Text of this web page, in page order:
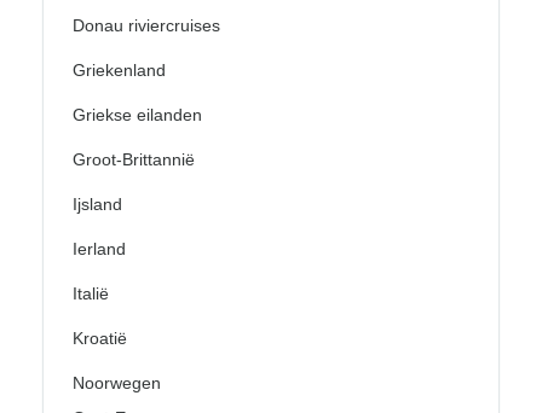
Donau riviercruises
Griekenland
Griekse eilanden
Groot-Brittannië
Ijsland
Ierland
Italië
Kroatië
Noorwegen